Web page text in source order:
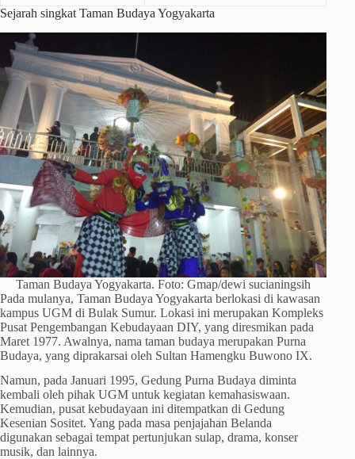
Sejarah singkat Taman Budaya Yogyakarta
Taman Budaya Yogyakarta. Foto: Gmap/dewi sucianingsih
Pada mulanya, Taman Budaya Yogyakarta berlokasi di kawasan
kampus UGM di Bulak Sumur. Lokasi ini merupakan Kompleks
Pusat Pengembangan Kebudayaan DIY, yang diresmikan pada
Maret 1977. Awalnya, nama taman budaya merupakan Purna
Budaya, yang diprakarsai oleh Sultan Hamengku Buwono IX.
Namun, pada Januari 1995, Gedung Purna Budaya diminta
kembali oleh pihak UGM untuk kegiatan kemahasiswaan.
Kemudian, pusat kebudayaan ini ditempatkan di Gedung
Kesenian Sositet. Yang pada masa penjajahan Belanda
digunakan sebagai tempat pertunjukan sulap, drama, konser
musik, dan lainnya.